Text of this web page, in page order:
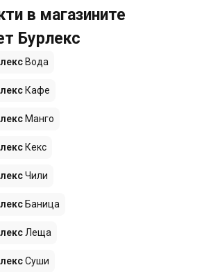
в магазините
Бурлекс
Вода
Кафе
Манго
Кекс
Чили
Баница
Леща
Суши